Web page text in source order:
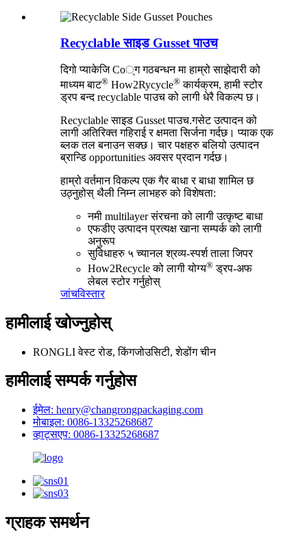
Recyclable साइड Gusset पाउच
दिगो प्याकेजि Co्ग गठबन्धन मा हाम्रो साझेदारी को
माध्यम बाट® How2Rycycle® कार्यक्रम, हामी स्टोर
ड्रप बन्द recyclable पाउच को लागी धेरै विकल्प छ।
Recyclable साइड Gusset पाउच.गसेट उत्पादन को
लागी अतिरिक्त गहिराई र क्षमता सिर्जना गर्दछ। प्याक एक
ब्लक तल बनाउन सक्छ। चार पक्षहरु बलियो उत्पादन
ब्रान्डि opportunities अवसर प्रदान गर्दछ।
हाम्रो वर्तमान विकल्प एक गैर बाधा र बाधा शामिल छ
उठ्नुहोस् थैली निम्न लाभहरु को विशेषता:
नमी multilayer संरचना को लागी उत्कृष्ट बाधा
एफडीए उत्पादन प्रत्यक्ष खाना सम्पर्क को लागी
अनुरूप
सुविधाहरु ५ च्यानल श्रव्य-स्पर्श ताला जिपर
How2Recycle को लागी योग्य® ड्रप-अफ
लेबल स्टोर गर्नुहोस्
जांचविस्तार
हामीलाई खोज्नुहोस्
RONGLI वेस्ट रोड, किंगजोउसिटी, शेडोंग चीन
हामीलाई सम्पर्क गर्नुहोस
ईमेल: henry@changrongpackaging.com
मोबाइल: 0086-13325268687
व्हाट्सएप: 0086-13325268687
ग्राहक समर्थन